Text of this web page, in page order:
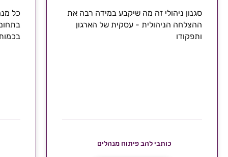
סגנון ניהולי זה מה שיקבע במידה רבה את
ההצלחה הניהולית - עסקית של הארגון
ותפקודו
כותבי להב פיתוח מנהלים
כל